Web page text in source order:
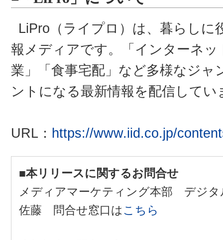
LiPro（ライプロ）は、暮らしに
報メディアです。「インターネ
業」「食事宅配」など多様なジ
ントになる最新情報を配信してい
URL： https://www.iid.co.jp/
■本リリースに関するお問合せ
メディアマーケティング本部 デジ
佐藤 問合せ窓口はこちら